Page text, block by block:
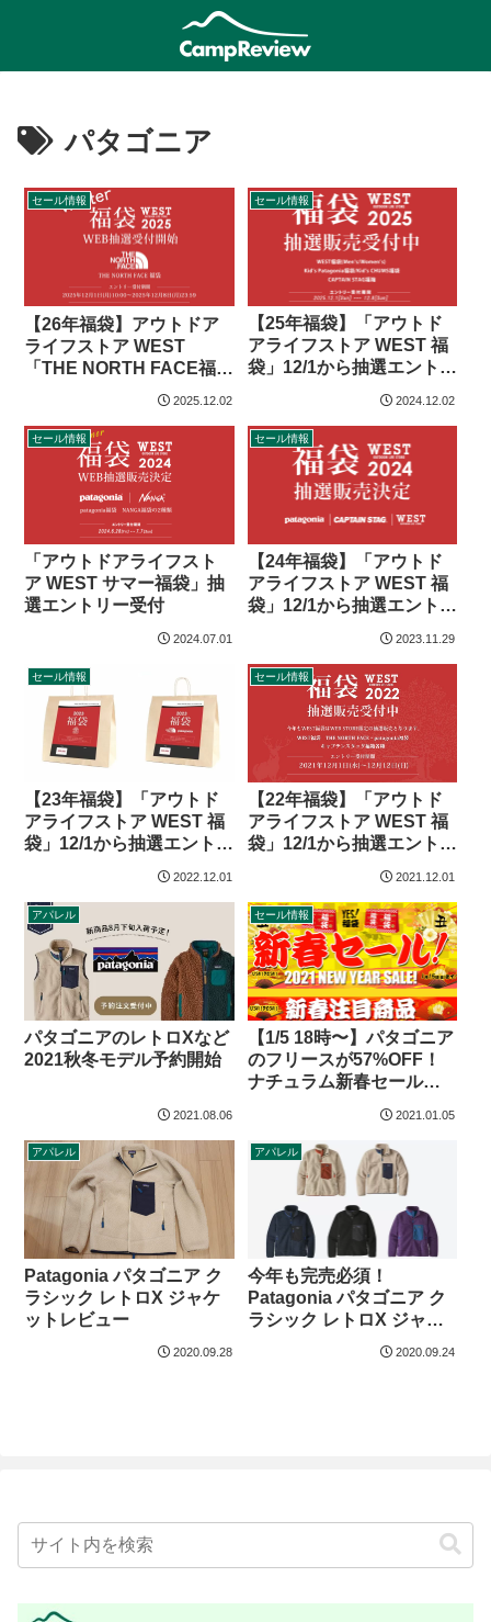
パタゴニア
セール情報
【26年福袋】アウトドア
ライフストア WEST
「THE NORTH FACE福
2025.12.02
セール情報
【25年福袋】「アウトド
アライフストア WEST 福
袋」12/1から抽選エントリ
2024.12.02
セール情報
「アウトドアライフスト
ア WEST サマー福袋」抽
選エントリー受付
2024.07.01
セール情報
【24年福袋】「アウトド
アライフストア WEST 福
袋」12/1から抽選エントリ
2023.11.29
セール情報
【23年福袋】「アウトド
アライフストア WEST 福
袋」12/1から抽選エントリ
2022.12.01
セール情報
【22年福袋】「アウトド
アライフストア WEST 福
袋」12/1から抽選エントリ
2021.12.01
アパレル
パタゴニアのレトロXなど
2021秋冬モデル予約開始
2021.08.06
セール情報
【1/5 18時〜】パタゴニア
のフリースが57%OFF！
ナチュラム新春セール
2021.01.05
アパレル
Patagonia パタゴニア ク
ラシック レトロX ジャケ
ットレビュー
2020.09.28
アパレル
今年も完売必須！
Patagonia パタゴニア ク
ラシック レトロX ジャケ
2020.09.24